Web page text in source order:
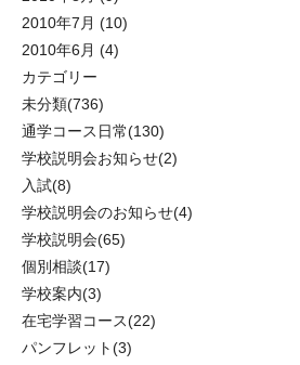
2010年7月 (10)
2010年6月 (4)
カテゴリー
未分類(736)
通学コース日常(130)
学校説明会お知らせ(2)
入試(8)
学校説明会のお知らせ(4)
学校説明会(65)
個別相談(17)
学校案内(3)
在宅学習コース(22)
パンフレット(3)